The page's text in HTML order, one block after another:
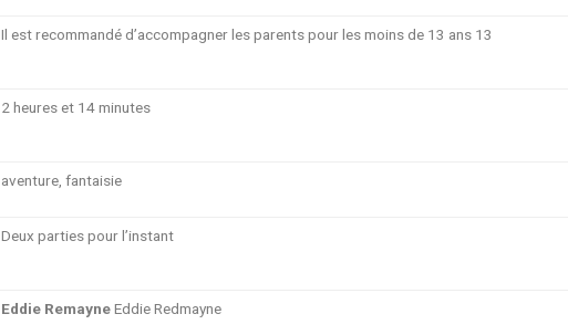
Il est recommandé d’accompagner les parents pour les moins de 13 ans 13
2 heures et 14 minutes
aventure, fantaisie
Deux parties pour l’instant
Eddie RemayneEddie Redmayne